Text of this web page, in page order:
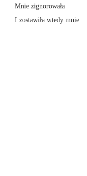
Mnie zignorowała
I zostawiła wtedy mnie